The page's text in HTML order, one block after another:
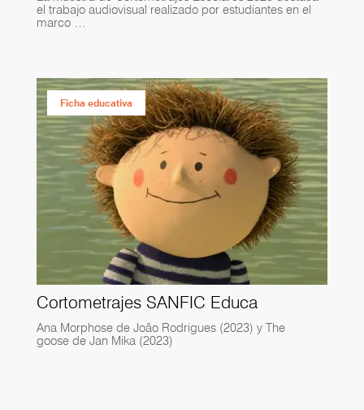
el trabajo audiovisual realizado por estudiantes en el
marco …
Ficha educativa
Cortometrajes SANFIC Educa
Ana Morphose de João Rodrigues (2023) y The
goose de Jan Mika (2023)